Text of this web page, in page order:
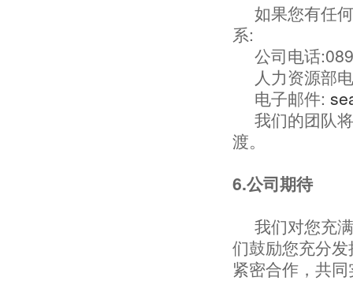
如果您有任
系:
公司电话
人力资源部
电子邮件:
我们的团队
渡。
6.公司期待
我们对您充
们鼓励您充分
紧密合作，共